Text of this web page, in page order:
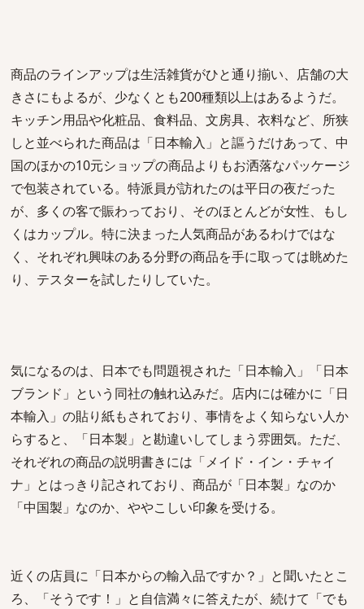
商品のラインアップは生活雑貨がひと通り揃い、店舗の大
きさにもよるが、少なくとも200種類以上はあるようだ。
キッチン用品や化粧品、食料品、文房具、衣料など、所狭
しと並べられた商品は「日本輸入」と謳うだけあって、中
国のほかの10元ショップの商品よりもお洒落なパッケージ
で包装されている。特派員が訪れたのは平日の夜だった
が、多くの客で賑わっており、そのほとんどが女性、もし
くはカップル。特に決まった人気商品があるわけではな
く、それぞれ興味のある分野の商品を手に取っては眺めた
り、テスターを試したりしていた。
気になるのは、日本でも問題視された「日本輸入」「日本
ブランド」という同社の触れ込みだ。店内には確かに「日
本輸入」の貼り紙もされており、事情をよく知らない人か
らすると、「日本製」と勘違いしてしまう雰囲気。ただ、
それぞれの商品の説明書きには「メイド・イン・チャイ
ナ」とはっきり記されており、商品が「日本製」なのか
「中国製」なのか、ややこしい印象を受ける。
近くの店員に「日本からの輸入品ですか？」と聞いたとこ
ろ、「そうです！」と自信満々に答えたが、続けて「でも